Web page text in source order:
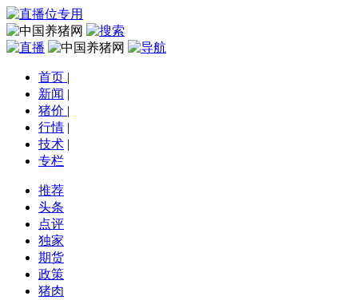
首页 |
新闻 |
猪价 |
行情 |
技术 |
专栏
推荐
头条
点评
独家
期货
政策
猪肉